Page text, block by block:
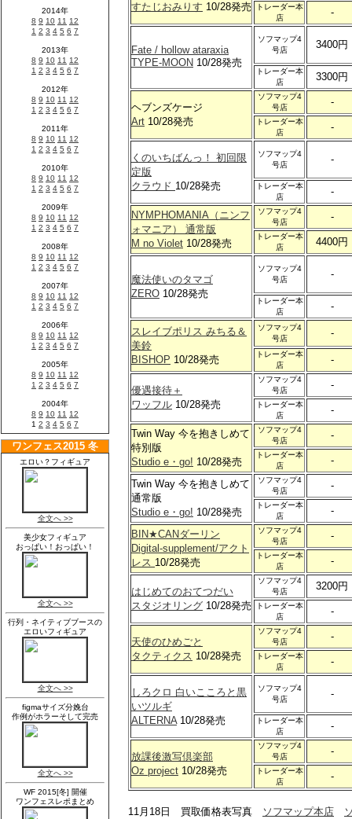
すたじおみりす 10/28発売
トレーダー本
店
-
Fate / hollow ataraxia
TYPE-MOON 10/28発売
ソフマップ4
号店
3400円
トレーダー本
店
3300円
ヘブンズケージ
Art 10/28発売
ソフマップ4
号店
-
トレーダー本
店
-
くのいちばんっ！ 初回限
定版
クラウド 10/28発売
ソフマップ4
号店
-
トレーダー本
店
-
NYMPHOMANIA（ニンフ
ォマニア） 通常版
M no Violet 10/28発売
ソフマップ4
号店
-
トレーダー本
店
4400円
魔法使いのタマゴ
ZERO 10/28発売
ソフマップ4
号店
-
トレーダー本
店
-
スレイブポリス みちる＆
美鈴
BISHOP 10/28発売
ソフマップ4
号店
-
トレーダー本
店
-
優遇接待＋
ワッフル 10/28発売
ソフマップ4
号店
-
トレーダー本
店
-
Twin Way 今を抱きしめて
特別版
Studio e・go! 10/28発売
ソフマップ4
号店
-
トレーダー本
店
-
Twin Way 今を抱きしめて
通常版
Studio e・go! 10/28発売
ソフマップ4
号店
-
トレーダー本
店
-
BIN★CANダーリン
Digital-supplement/アクト
レス 10/28発売
ソフマップ4
号店
-
トレーダー本
店
-
はじめてのおてつだい
スタジオリング 10/28発売
ソフマップ4
号店
3200円
トレーダー本
店
-
天使のひめごと
タクティクス 10/28発売
ソフマップ4
号店
-
トレーダー本
店
-
しろクロ 白いこころと黒
いツルギ
ALTERNA10/28発売
ソフマップ4
号店
-
トレーダー本
店
-
放課後激写倶楽部
Oz project 10/28発売
ソフマップ4
号店
-
トレーダー本
店
-
11月18日 買取価格表写真 ソフマップ本店